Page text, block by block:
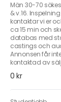
Män 30-70
& v.16.
kontaktar vi er
ca 15 min och
databas med
castings och
Annonsen får
kontaktad av
0 kr